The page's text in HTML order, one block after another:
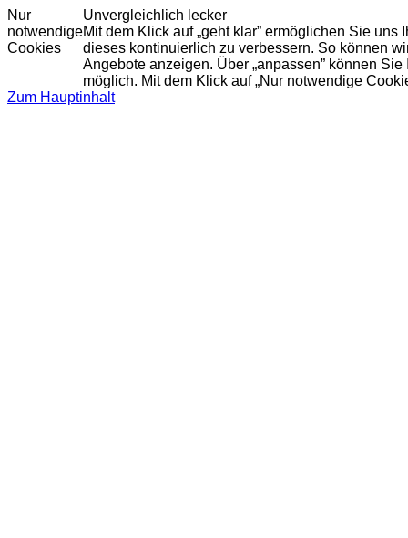
Nur
notwendige
Cookies
Unvergleichlich lecker
Mit dem Klick auf „geht klar” ermöglichen Sie
dieses kontinuierlich zu verbessern. So können
Angebote anzeigen. Über „anpassen” können
möglich. Mit dem Klick auf „Nur notwendige
Zum Hauptinhalt